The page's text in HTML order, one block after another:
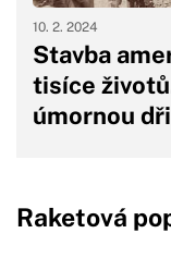
Stavba
tisíce
úmornou
10. 2. 2024
Raketová